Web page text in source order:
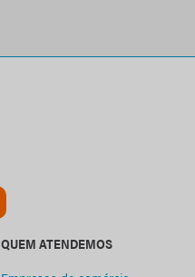
QUEM ATENDEMOS